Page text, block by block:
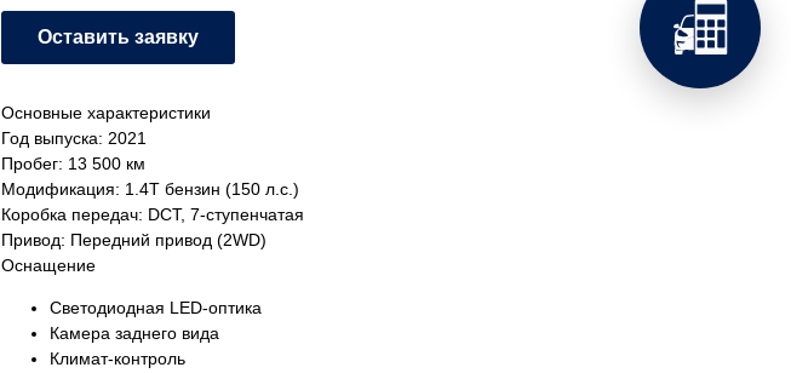
Оставить заявку
Основные характеристики
Год выпуска: 2021
Пробег: 13 500 км
Модификация: 1.4T бензин (150 л.с.)
Коробка передач: DCT, 7-ступенчатая
Привод: Передний привод (2WD)
Оснащение
Светодиодная LED-оптика
Камера заднего вида
Климат-контроль